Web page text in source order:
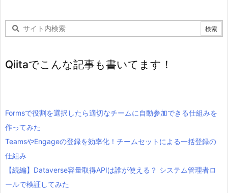
Qiitaでこんな記事も書いてます！
Formsで役割を選択したら適切なチームに自動参加できる仕組みを
作ってみた
TeamsやEngageの登録を効率化！チームセットによる一括登録の
仕組み
【続編】Dataverse容量取得APIは誰が使える？ システム管理者ロ
ールで検証してみた